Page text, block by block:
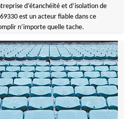
d’étanchéité et d’isolation de
est un acteur fiable dans ce
n’importe quelle tache.